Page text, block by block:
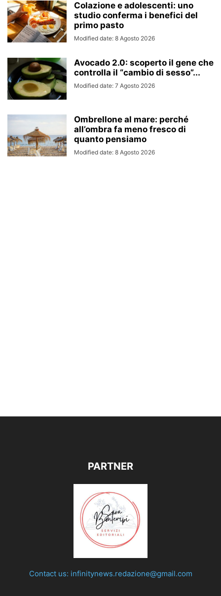
Colazione e adolescenti: uno
studio conferma i benefici del
primo pasto
Modified date: 8 Agosto 2026
Avocado 2.0: scoperto il gene che
controlla il “cambio di sesso”...
Modified date: 7 Agosto 2026
Ombrellone al mare: perché
all’ombra fa meno fresco di
quanto pensiamo
Modified date: 8 Agosto 2026
PARTNER
Contact us: infinitynews.redazione@gmail.com